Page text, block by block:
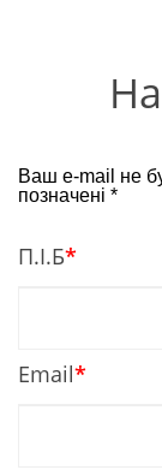
Ваш e-mail не
позначені *
П.І.Б*
Email*